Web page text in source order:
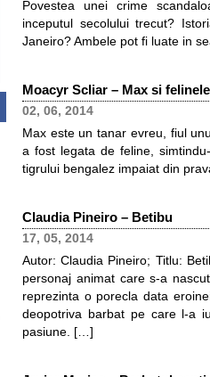
Povestea unei crime
inceputul secolului trecut?
Janeiro? Ambele pot fi luate in
Moacyr Scliar – Max si felinele
02, 06, 2014
Max este un tanar evreu, fiul
a fost legata de feline,
tigrului bengalez impaiat din
Claudia Pineiro – Betibu
17, 05, 2014
Autor: Claudia Pineiro; Titlu:
personaj animat care s-a
reprezinta o porecla data
deopotriva barbat pe care l-a
pasiune. […]